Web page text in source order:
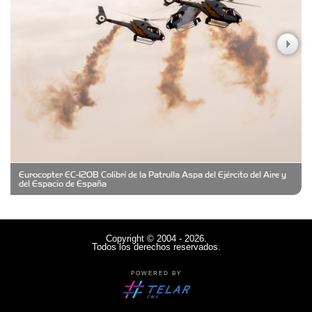
Casa Berta
Clima Castelar
CONSERVAS YAMASIRO
Cubanico´s - Cubanitos Rellenos!
Denisi Market
Eurocopter EC-120B Colibrí de la Patrulla Aspa del Ejército del Aire y
del Espacio de España
Copyright © 2004 - 2026.
Todos los derechos reservados.
POWERED BY